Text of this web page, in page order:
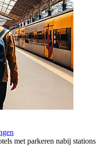
met parkeren nabij stations